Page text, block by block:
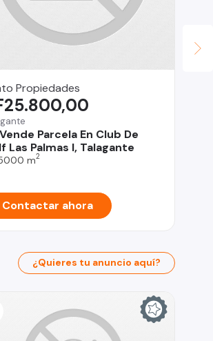
Propiedades
Parcela En Club De
Las Palmas I, Talagante
m2
Contactar ahora
¿Quieres tu anuncio aquí?